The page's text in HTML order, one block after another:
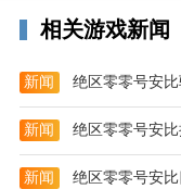
丰富的模版库:拥有
【海量免费】
支持插入2265条形
可一键设置不同的
相关游戏新闻
新闻 绝区零零号安
新闻 绝区零零号安
新闻 绝区零零号安